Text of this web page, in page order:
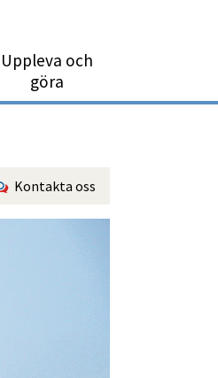
Uppleva och
göra
Kontakta oss